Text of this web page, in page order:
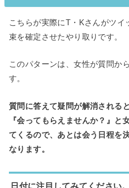
こちらが実際にT・Kさんがツイ
束を確定させたやり取りです。
このパターンは、女性が質問か
す。
質問に答えて疑問が解消される
『会ってもらえませんか？』と
てくるので、あとは会う日程を
なります。
日付に注目してみてください。